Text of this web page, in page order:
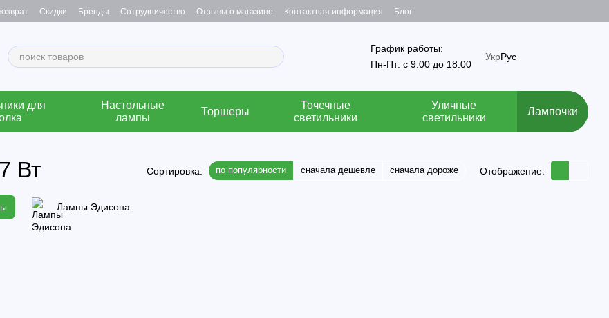
Скидки Бренды Сотрудничество Отзывы о магазине Контактная информация Блог
График работы:
Пн-Пт: с 9.00 до 18.00
УкрРус
для
Настольные
лампы
Торшеры
Точечные
светильники
Уличные
светильники
Лампочки
Вт Сортировка: по популярности сначала дешевле сначала дороже Отображение:
Лампы Эдисона